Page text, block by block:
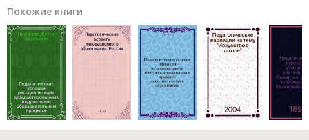
Похожие книги